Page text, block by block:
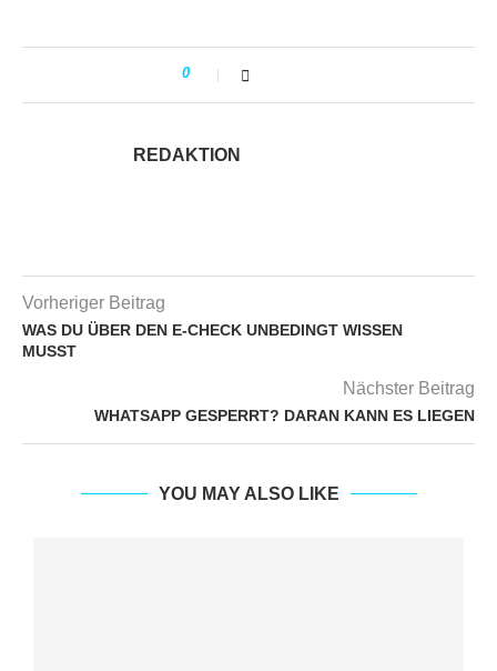
0
REDAKTION
Vorheriger Beitrag
WAS DU ÜBER DEN E-CHECK UNBEDINGT WISSEN
MUSST
Nächster Beitrag
WHATSAPP GESPERRT? DARAN KANN ES LIEGEN
YOU MAY ALSO LIKE